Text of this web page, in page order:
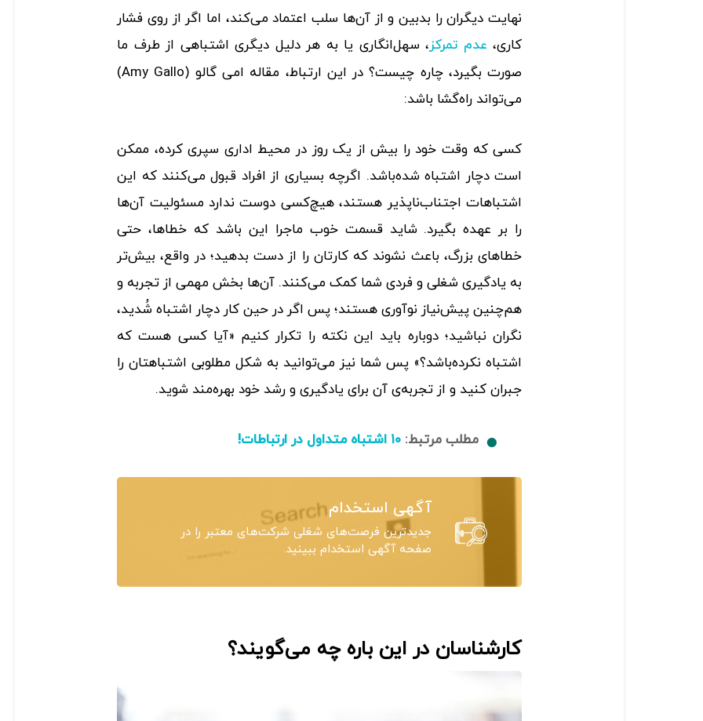
نهایت دیگران را بدبین و از آن‌ها سلب اعتماد می‌کند، اما اگر از روی فشار
کاری، عدم تمرکز، سهل‌انگاری یا به هر دلیل دیگری اشتباهی از طرف ما
صورت بگیرد، چاره چیست؟ در این ارتباط، مقاله امی گالو (Amy Gallo)
می‌تواند راه‌گشا باشد:
کسی که وقت خود را بیش از یک روز در محیط اداری سپری کرده، ممکن
است دچار اشتباه شده‌باشد. اگرچه بسیاری از افراد قبول می‌­کنند که این
اشتباهات اجتناب‌ناپذیر هستند، هیچ‌کسی دوست ندارد مسئولیت آن‌ها
را بر عهده بگیرد. شاید قسمت خوب ماجرا این باشد که خطاها، حتی
خطاهای بزرگ، باعث نشوند که کارتان را از دست بدهید؛ در واقع، بیش‌تر
به یادگیری شغلی و فردی شما کمک می­‌کنند. آن‌ها بخش مهمی از تجربه و
هم‌چنین پیش‌نیاز نوآوری هستند؛ پس اگر در حین کار دچار اشتباه شُدید،
نگران نباشید؛ دوباره باید این نکته را تکرار کنیم «آیا کسی هست که
اشتباه نکرده‌باشد؟» پس شما نیز می‌توانید به شکل مطلوبی اشتباهتان را
جبران کنید و از تجربه‌ی آن برای یادگیری و رشد خود بهره‌مند شوید.
مطلب مرتبط: ۱۰ اشتباه متداول در ارتباطات!
آگهی استخدام
جدیدترین فرصت‌های شغلی شرکت‌های معتبر را در
صفحه آگهی استخدام ببینید.
کارشناسان در این باره چه می‌گویند؟